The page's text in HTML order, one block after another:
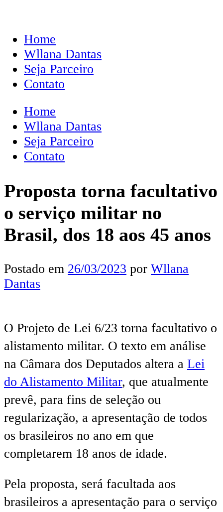
Home
Wllana Dantas
Seja Parceiro
Contato
Home
Wllana Dantas
Seja Parceiro
Contato
Proposta torna facultativo
o serviço militar no
Brasil, dos 18 aos 45 anos
Postado em 26/03/2023 por Wllana
Dantas
O Projeto de Lei 6/23 torna facultativo o
alistamento militar. O texto em análise
na Câmara dos Deputados altera a Lei
do Alistamento Militar, que atualmente
prevê, para fins de seleção ou
regularização, a apresentação de todos
os brasileiros no ano em que
completarem 18 anos de idade.
Pela proposta, será facultada aos
brasileiros a apresentação para o serviço